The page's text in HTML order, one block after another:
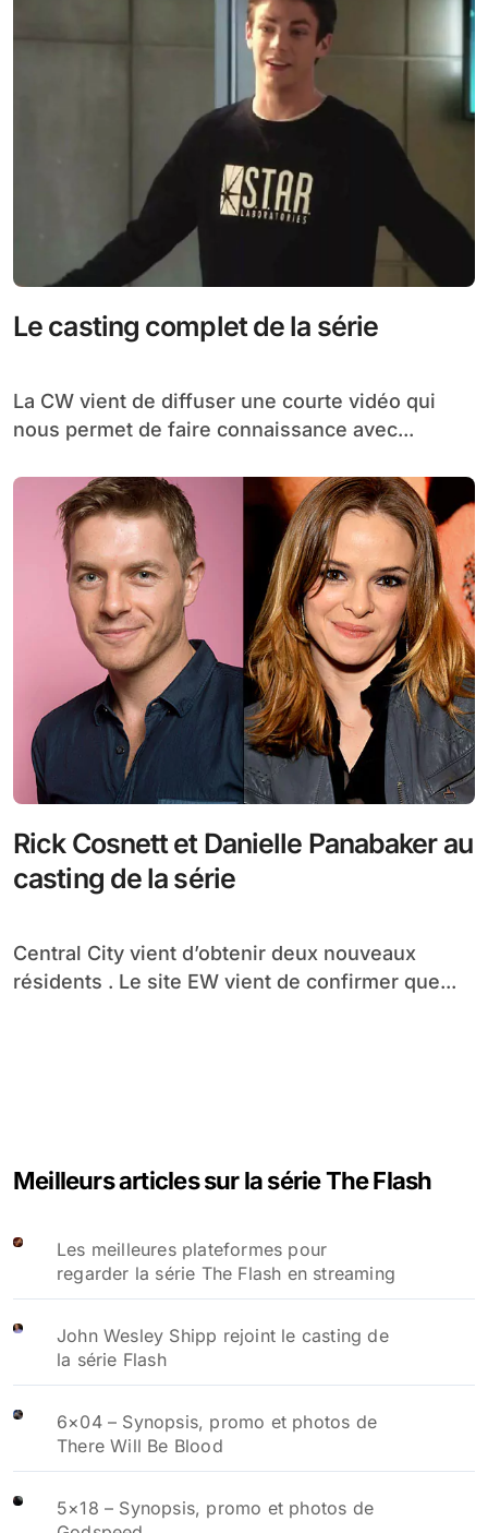
Le casting complet de la série
La CW vient de diffuser une courte vidéo qui
nous permet de faire connaissance avec...
Rick Cosnett et Danielle Panabaker au
casting de la série
Central City vient d’obtenir deux nouveaux
résidents . Le site EW vient de confirmer que...
Meilleurs articles sur la série The Flash
Les meilleures plateformes pour
regarder la série The Flash en streaming
John Wesley Shipp rejoint le casting de
la série Flash
6×04 – Synopsis, promo et photos de
There Will Be Blood
5×18 – Synopsis, promo et photos de